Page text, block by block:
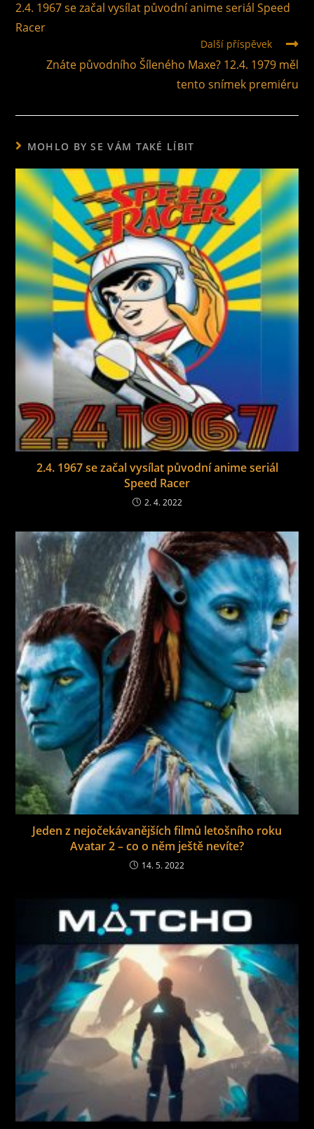
2.4. 1967 se začal vysílat původní anime seriál Speed
Racer
Další příspěvek
Znáte původního Šíleného Maxe? 12.4. 1979 měl
tento snímek premiéru
MOHLO BY SE VÁM TAKÉ LÍBIT
2.4. 1967 se začal vysílat původní anime seriál
Speed Racer
2. 4. 2022
Jeden z nejočekávanějších filmů letošního roku
Avatar 2 – co o něm ještě nevíte?
14. 5. 2022